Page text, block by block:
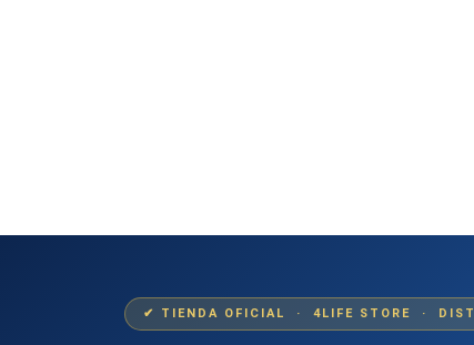
✔ TIENDA OFICIAL · 4LIFE STORE ·